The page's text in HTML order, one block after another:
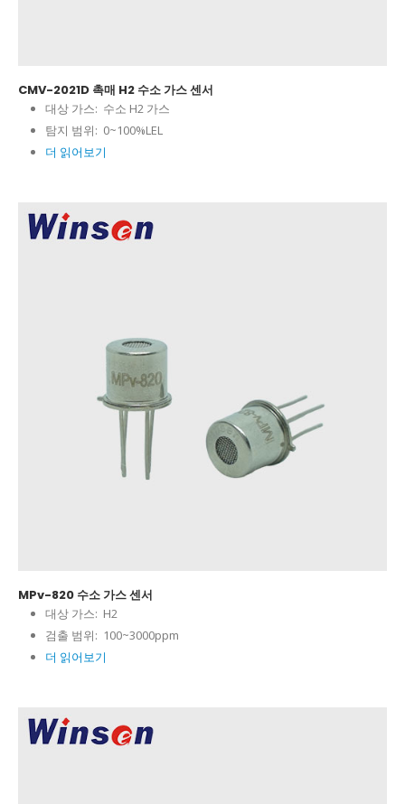
CMV-2021D 촉매 H2 수소 가스 센서
대상 가스: 수소 H2 가스
탐지 범위: 0~100%LEL
더 읽어보기
MPv-820 수소 가스 센서
대상 가스: H2
검출 범위: 100~3000ppm
더 읽어보기